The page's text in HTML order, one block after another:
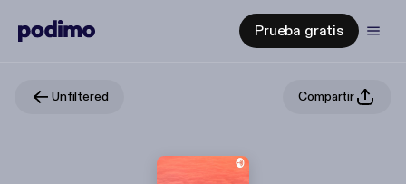
Prueba gratis
Unfiltered Compartir